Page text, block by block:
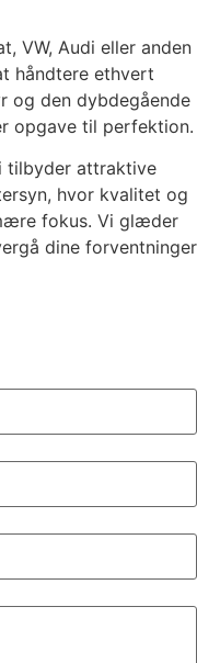
VW, Audi eller anden
håndtere ethvert
og den dybdegående
opgave til perfektion.
tilbyder attraktive
hvor kvalitet og
fokus. Vi glæder
dine forventninger